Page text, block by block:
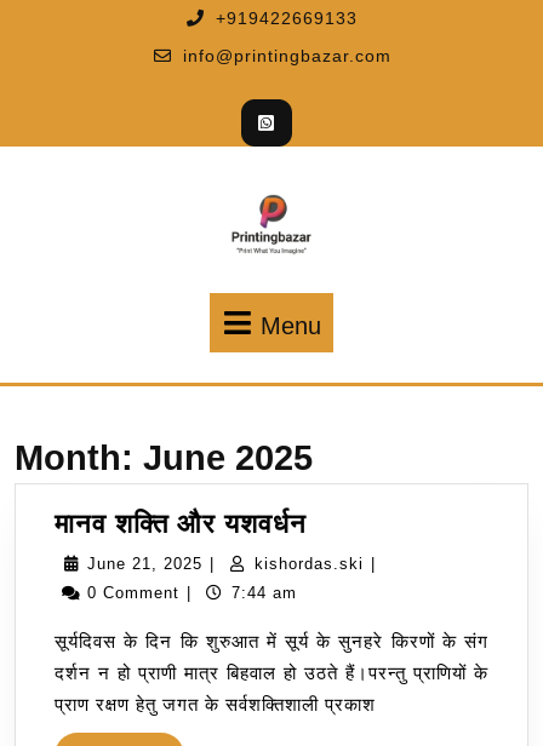
+919422669133
info@printingbazar.com
Menu
Month: June 2025
मानव शक्ति और यशवर्धन
June 21, 2025 kishordas.ski
0 Comment
7:44 am
सूर्यदिवस के दिन कि शुरुआत में सूर्य के सुनहरे किरणों के संग
दर्शन न हो प्राणी मात्र बिहवाल हो उठते हैं।परन्तु प्राणियों के
प्राण रक्षण हेतु जगत के सर्वशक्तिशाली प्रकाश